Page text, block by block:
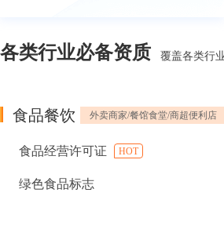
各类行业必备资质 覆盖各类行
食品餐饮 外卖商家/餐馆食堂/商超便利店
食品经营许可证 HOT
绿色食品标志